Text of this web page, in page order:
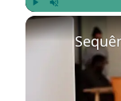
Play Unmute